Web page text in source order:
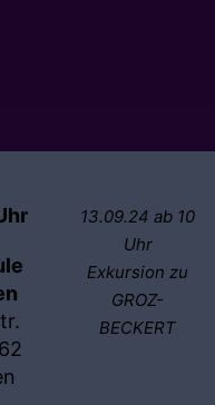
13.09.24 ab 10
Uhr
Exkursion zu
GROZ-
BECKERT